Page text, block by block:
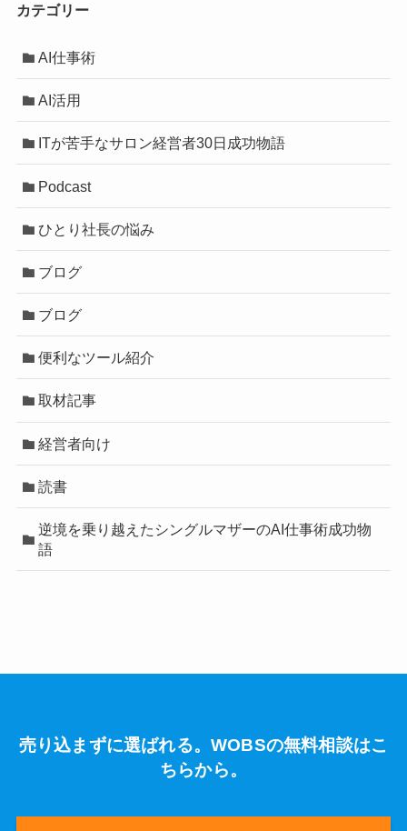
カテゴリー
AI仕事術
AI活用
ITが苦手なサロン経営者30日成功物語
Podcast
ひとり社長の悩み
ブログ
ブログ
便利なツール紹介
取材記事
経営者向け
読書
逆境を乗り越えたシングルマザーのAI仕事術成功物
語
売り込まずに選ばれる。WOBSの無料相談はこ
ちらから。